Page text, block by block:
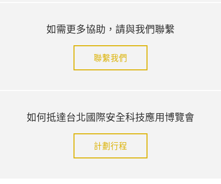
如需更多協助，請與我們聯繫
聯繫我們
如何抵達台北國際安全科技應用博覽會
計劃行程